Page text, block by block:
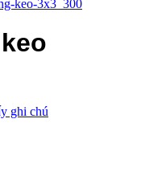
ghi chú